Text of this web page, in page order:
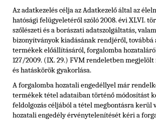
Az adatkezelés célja az Adatkezelő által az
hatósági felügyeletéről szóló 2008. évi XLVI.
szőlészeti és a borászati adatszolgáltatás,
bizonyítványok kiadásának rendjéről, továbbá
termékek előállításáról, forgalomba
127/2009. (IX. 29.) FVM rendeletbenmegjelölt
és hatáskörök gyakorlása.
A forgalomba hozatali engedéllyel már
termékek tétel adataiban történő módosítást
feldolgozás céljából a tétel megbontásra kerül
hozatali engedély érvénytelenítését kéri a